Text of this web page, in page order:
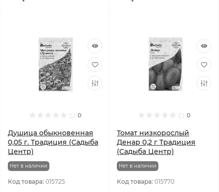
0
Душица обыкновенная
0,05 г. Традиция (Садыба
Центр)
Нет в наличии
Код товара: 015725
0
Томат низкорослый
Денар 0,2 г Традиция
(Садыба Центр)
Нет в наличии
Код товара: 015770